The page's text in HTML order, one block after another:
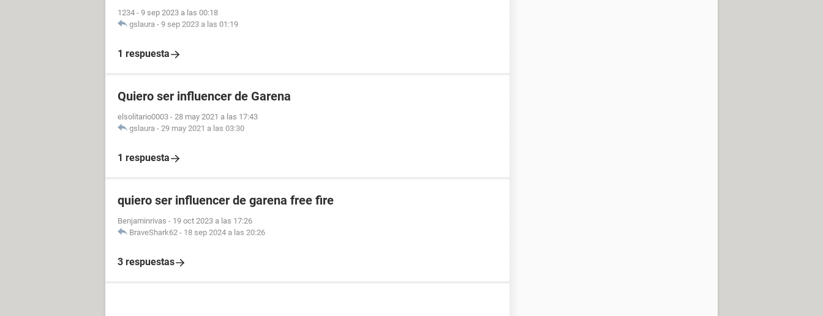
1234 - 9 sep 2023 a las 00:18
gslaura - 9 sep 2023 a las 01:19
1 respuesta
Quiero ser influencer de Garena
elsolitario0003 - 28 may 2021 a las 17:43
gslaura - 29 may 2021 a las 03:30
1 respuesta
quiero ser influencer de garena free fire
Benjaminrivas - 19 oct 2023 a las 17:26
BraveShark62 - 18 sep 2024 a las 20:26
3 respuestas